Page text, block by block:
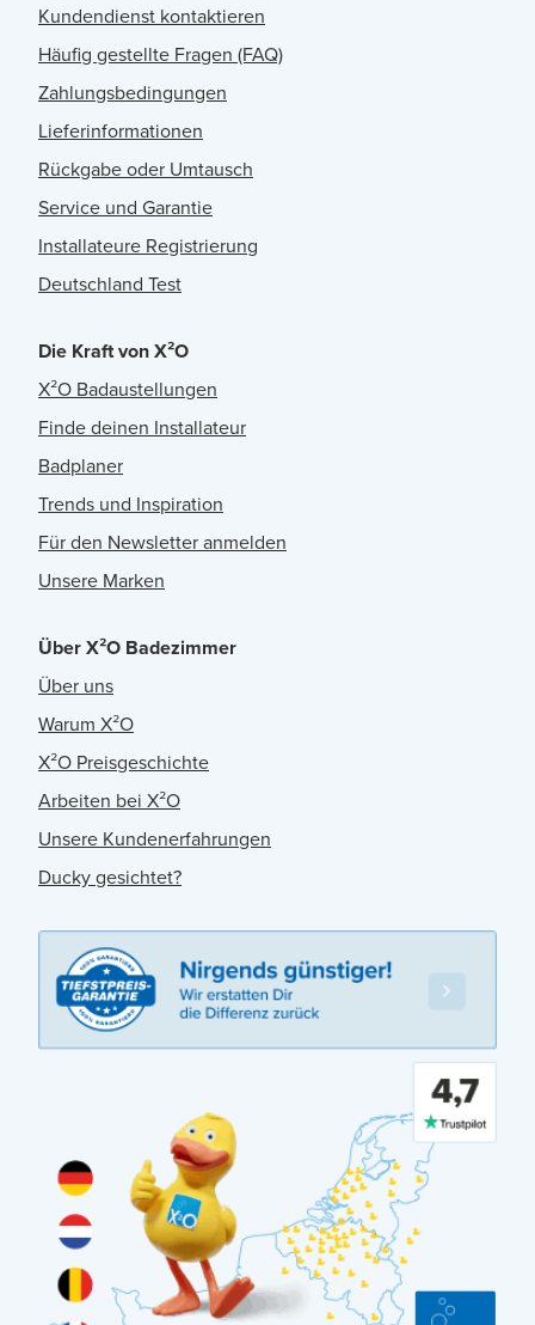
Kundendienst kontaktieren
Häufig gestellte Fragen (FAQ)
Zahlungsbedingungen
Lieferinformationen
Rückgabe oder Umtausch
Service und Garantie
Installateure Registrierung
Deutschland Test
Die Kraft von X²O
X²O Badaustellungen
Finde deinen Installateur
Badplaner
Trends und Inspiration
Für den Newsletter anmelden
Unsere Marken
Über X²O Badezimmer
Über uns
Warum X²O
X²O Preisgeschichte
Arbeiten bei X²O
Unsere Kundenerfahrungen
Ducky gesichtet?